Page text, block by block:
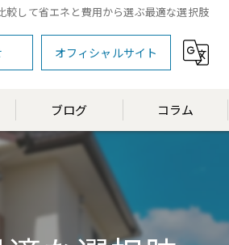
較して省エネと費用から選ぶ最適な選択肢
オフィシャルサイト
ブログ コラム